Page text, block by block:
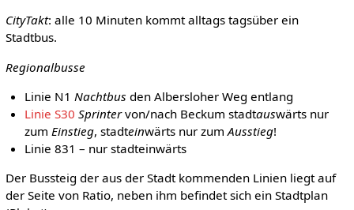
CityTakt: alle 10 Minuten kommt alltags tagsüber ein
Stadtbus.
Regionalbusse
Linie N1 Nachtbus den Albersloher Weg entlang
Linie S30 Sprintervon/nach Beckum stadtauswärts nur
zum Einstieg, stadteinwärts nur zumAusstieg!
Linie 831 – nur stadteinwärts
Der Bussteig der aus der Stadt kommenden Linien liegt auf
der Seite von Ratio, neben ihm befindet sich ein Stadtplan